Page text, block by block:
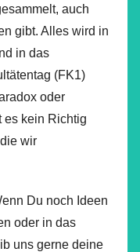
auch
gibt. Alles wird in
in das
(FK1)
oder
es kein Richtig
wir
Du noch Ideen
oder in das
uns gerne deine